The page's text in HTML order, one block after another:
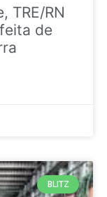
TRE/RN
de
BLITZ